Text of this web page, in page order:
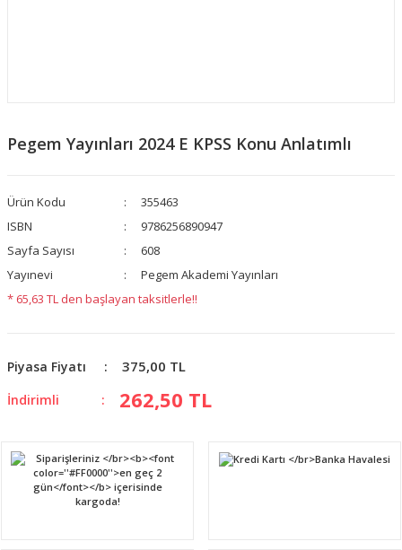
Pegem Yayınları 2024 E KPSS Konu Anlatımlı
Ürün Kodu
355463
ISBN
9786256890947
Sayfa Sayısı
608
Yayınevi
Pegem Akademi Yayınları
* 65,63 TL den başlayan taksitlerle!!
Piyasa Fiyatı 375,00 TL
İndirimli 262,50 TL